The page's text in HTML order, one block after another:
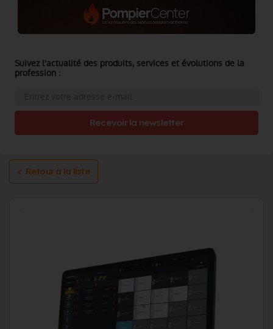
< Retour à la liste
Suivez l'actualité des produits, services et évolutions de la
profession :
Recevoir la newsletter